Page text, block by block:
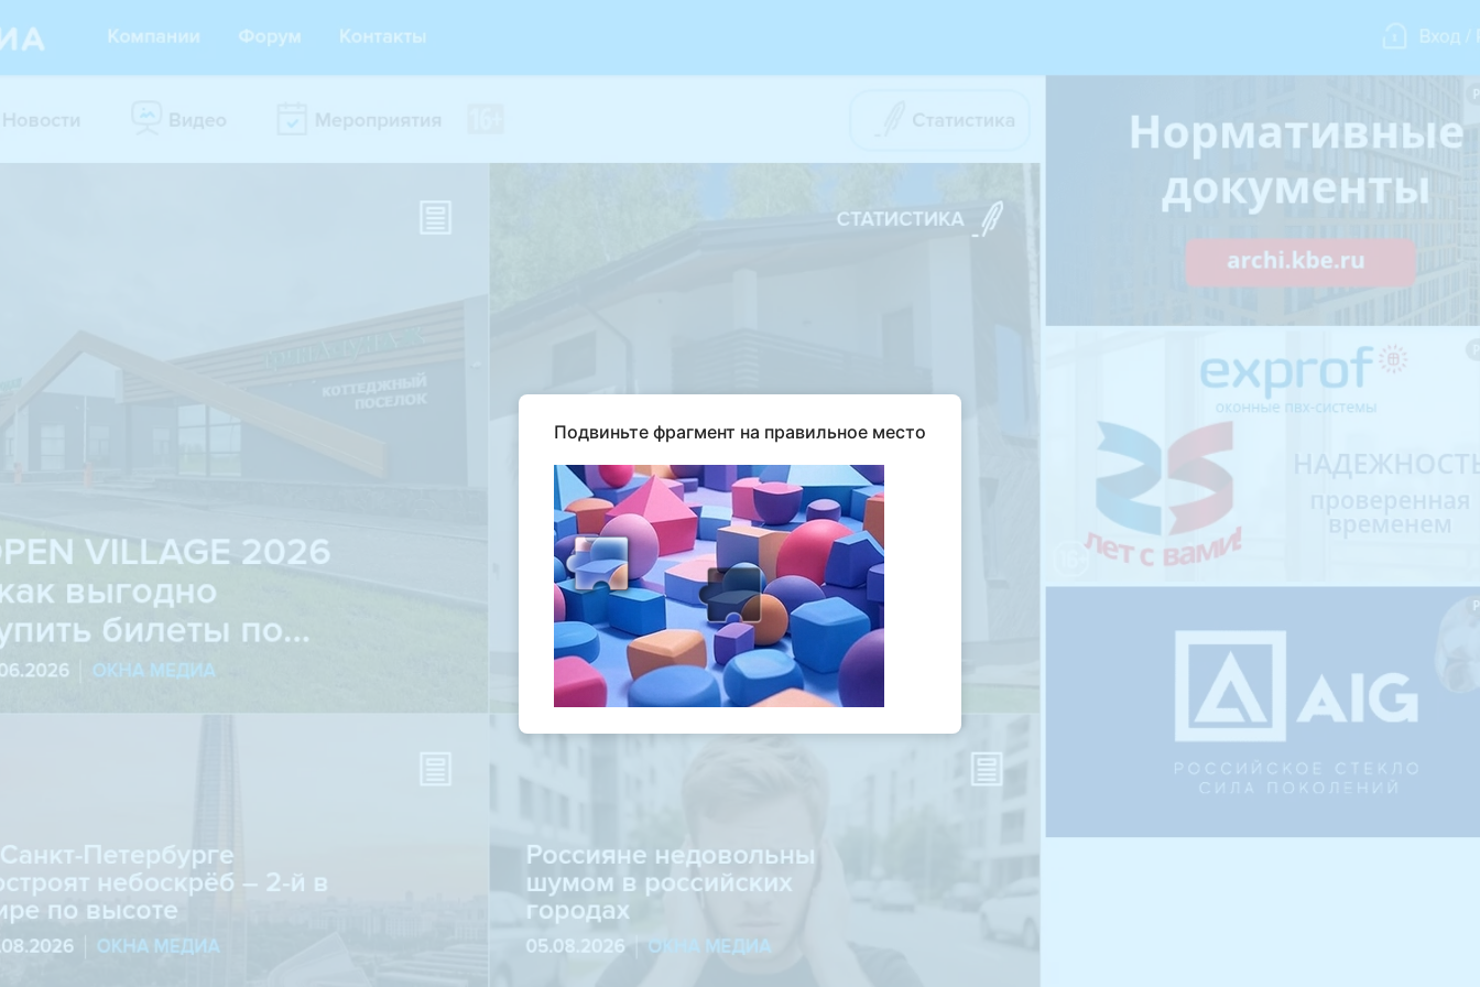
Подвиньте фрагмент на правильное место